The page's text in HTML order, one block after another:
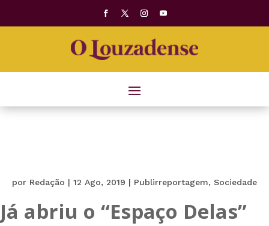
por Redação | 12 Ago, 2019 | Publirreportagem, Sociedade
Já abriu o “Espaço Delas”